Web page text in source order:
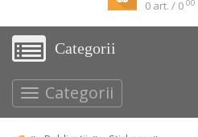
0 art. / 0 00
Categorii
Categorii